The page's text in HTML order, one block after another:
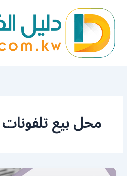
المحتوى
محل بيع تلفونات